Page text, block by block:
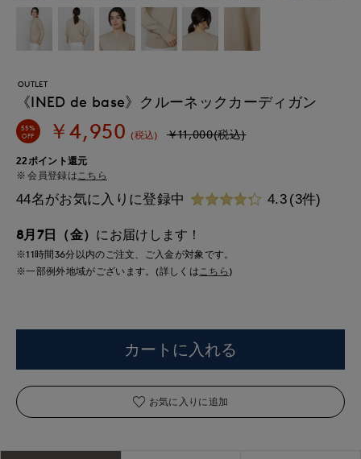
OUTLET
《INED de base》クルーネックカーディガン
55%
OFF
￥4,950 (税込) ￥11,000(税込)
22ポイント還元
会員登録はこちら
44名がお気に入りに登録中 4.3 (3件)
8月7日（金） にお届けします！
※11時間36分以内のご注文、ご入金が対象です。
※一部例外地域がございます。(詳しくは こちら )
カートに入れる
お気に入りに追加